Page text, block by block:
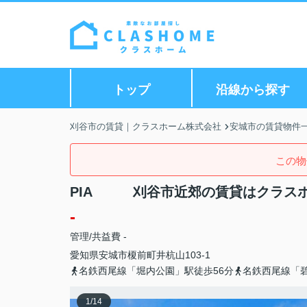
トップ 沿線から探す
刈谷市の賃貸｜クラスホーム株式会社 安城市の賃貸物件
この
PIA 刈谷市近郊の賃貸はクラス
-
管理/共益費 -
愛知県安城市榎前町井杭山103-1
名鉄西尾線「堀内公園」駅徒歩56分
名鉄西尾線「
1/14